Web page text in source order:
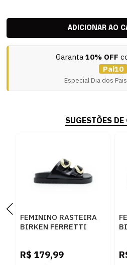
Garanta 10% OFF
Pai10
Especial Dia dos
SUGESTÕES DE
FEMININO RASTEIRA
BIRKEN FERRETTI
R$ 179,99